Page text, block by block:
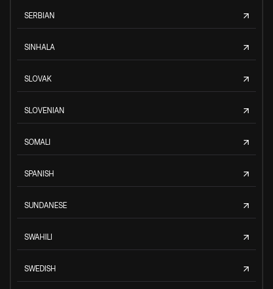
SERBIAN
SINHALA
SLOVAK
SLOVENIAN
SOMALI
SPANISH
SUNDANESE
SWAHILI
SWEDISH